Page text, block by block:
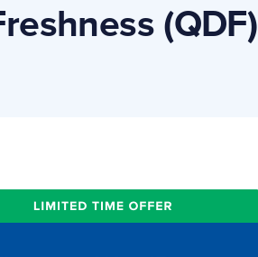
(QDF)